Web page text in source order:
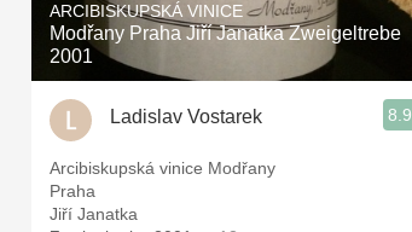
ARCIBISKUPSKÁ VINICE
Modřany Praha Jiří Janatka Zweigeltrebe
2001
Ladislav Vostarek 8.9
Arcibiskupská vinice Modřany
Praha
Jiří Janatka